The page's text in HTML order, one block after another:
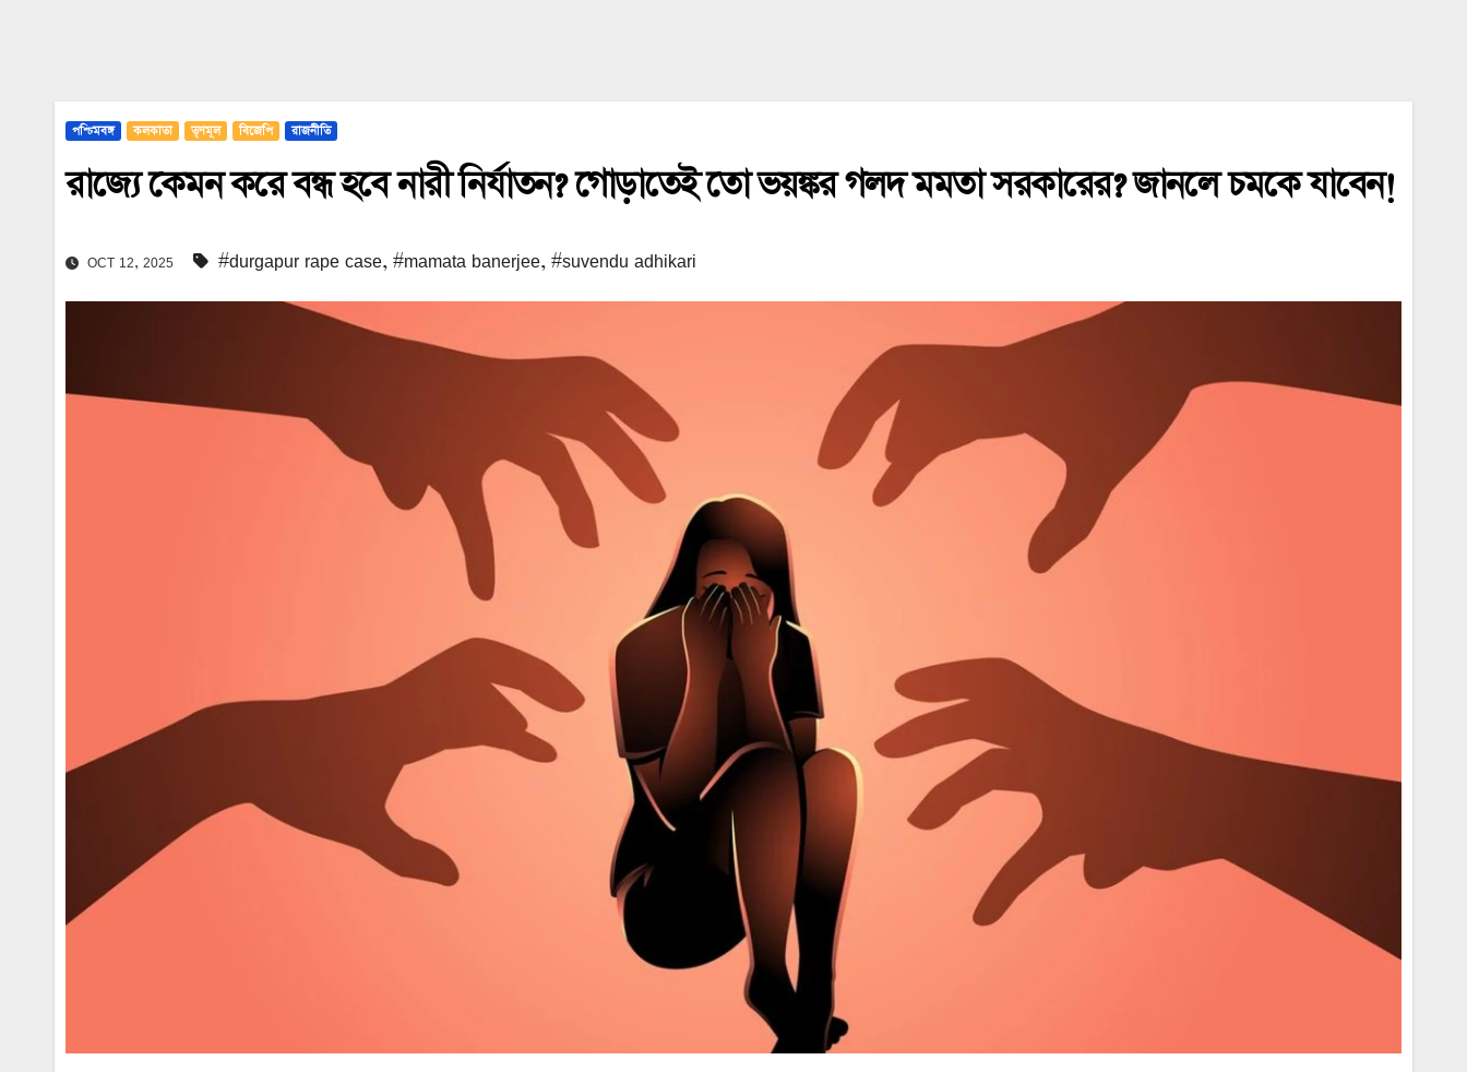
পশ্চিমবঙ্গ কলকাতা তৃণমূল বিজেপি রাজনীতি
রাজ্যে কেমন করে বন্ধ হবে নারী নির্যাতন? গোড়াতেই তো ভয়ঙ্কর গলদ মমতা সরকারের? জানলে চমকে যাবেন!
OCT 12, 2025 #durgapur rape case, #mamata banerjee, #suvendu adhikari